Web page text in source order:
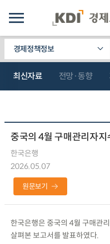
경제정책정보
최신자료 전망·동향
중국의 4월 구매관리자
한국은행
2026.05.07
원문보기
한국은행은 중국의 4월 구매관
살펴본 보고서를 발표하였다.